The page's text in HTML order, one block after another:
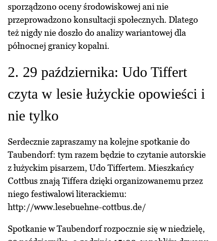
sporządzono oceny środowiskowej ani nie
przeprowadzono konsultacji społecznych. Dlatego
też nigdy nie doszło do analizy wariantowej dla
północnej granicy kopalni.
2. 29 października: Udo Tiffert
czyta w lesie łużyckie opowieści i
nie tylko
Serdecznie zapraszamy na kolejne spotkanie do
Taubendorf: tym razem będzie to czytanie autorskie
z łużyckim pisarzem, Udo Tiffertem. Mieszkańcy
Cottbus znają Tiffera dzięki organizowanemu przez
niego festiwalowi literackiemu:
http://www.lesebuehne-cottbus.de/
Spotkanie w Taubendorf rozpocznie się w niedzielę,